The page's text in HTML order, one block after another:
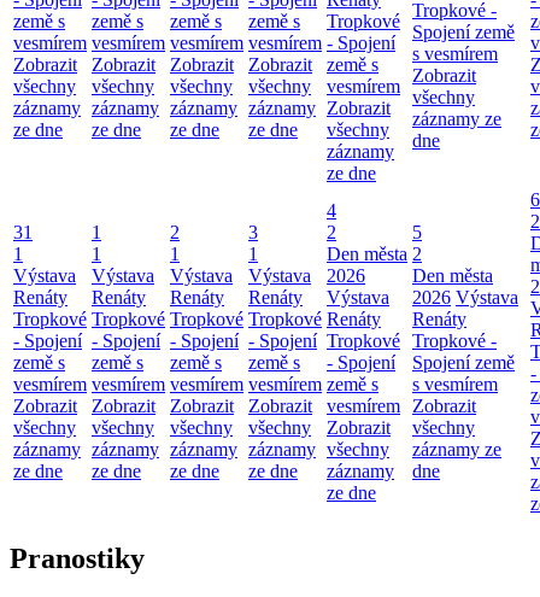
země s
vesmírem
Zobrazit
všechny
záznamy
ze dne
země s
vesmírem
Zobrazit
všechny
záznamy
ze dne
země s
vesmírem
Zobrazit
všechny
záznamy
ze dne
země s
vesmírem
Zobrazit
všechny
záznamy
ze dne
Tropkové
- Spojení
země s
vesmírem
Zobrazit
všechny
záznamy
ze dne
Tropkové -
Spojení země
s vesmírem
Zobrazit
všechny
záznamy ze
dne
31
1
Výstava
Renáty
Tropkové
- Spojení
země s
vesmírem
Zobrazit
všechny
záznamy
ze dne
1
1
Výstava
Renáty
Tropkové
- Spojení
země s
vesmírem
Zobrazit
všechny
záznamy
ze dne
2
1
Výstava
Renáty
Tropkové
- Spojení
země s
vesmírem
Zobrazit
všechny
záznamy
ze dne
3
1
Výstava
Renáty
Tropkové
- Spojení
země s
vesmírem
Zobrazit
všechny
záznamy
ze dne
4
2
Den města
2026
Výstava
Renáty
Tropkové
- Spojení
země s
vesmírem
Zobrazit
všechny
záznamy
ze dne
5
2
Den města
2026 Výstava
Renáty
Tropkové -
Spojení země
s vesmírem
Zobrazit
všechny
záznamy ze
dne
6
2
-
Pranostiky